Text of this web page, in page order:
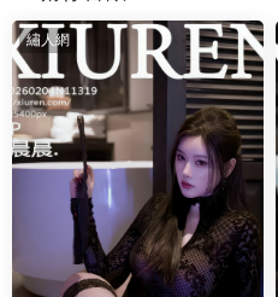
繡人網